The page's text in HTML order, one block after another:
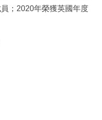
；2020年榮獲英國年度